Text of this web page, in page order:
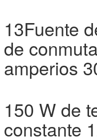
13Fuente
de
amperios
150 W de
constante